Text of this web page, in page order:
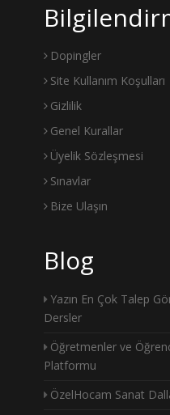
Dopingler
Site Kullanım Koşulları
Gizlilik
Genel Kurallar
Üyelik Sözleşmesi
Sınavlar
Bize Ulaşın
Blog
Yazın En Çok Talep
Dersler
Öğretmenler ve
Platformu
ÖzelHocam Sanat